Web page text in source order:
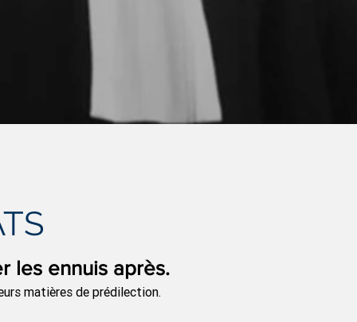
les ennuis après.
matières de prédilection.